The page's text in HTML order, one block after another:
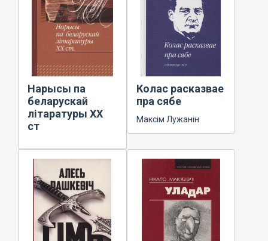
Нарысы па
беларускай
літаратуры XX
ст
Колас расказвае
пра сябе
Максім Лужанін